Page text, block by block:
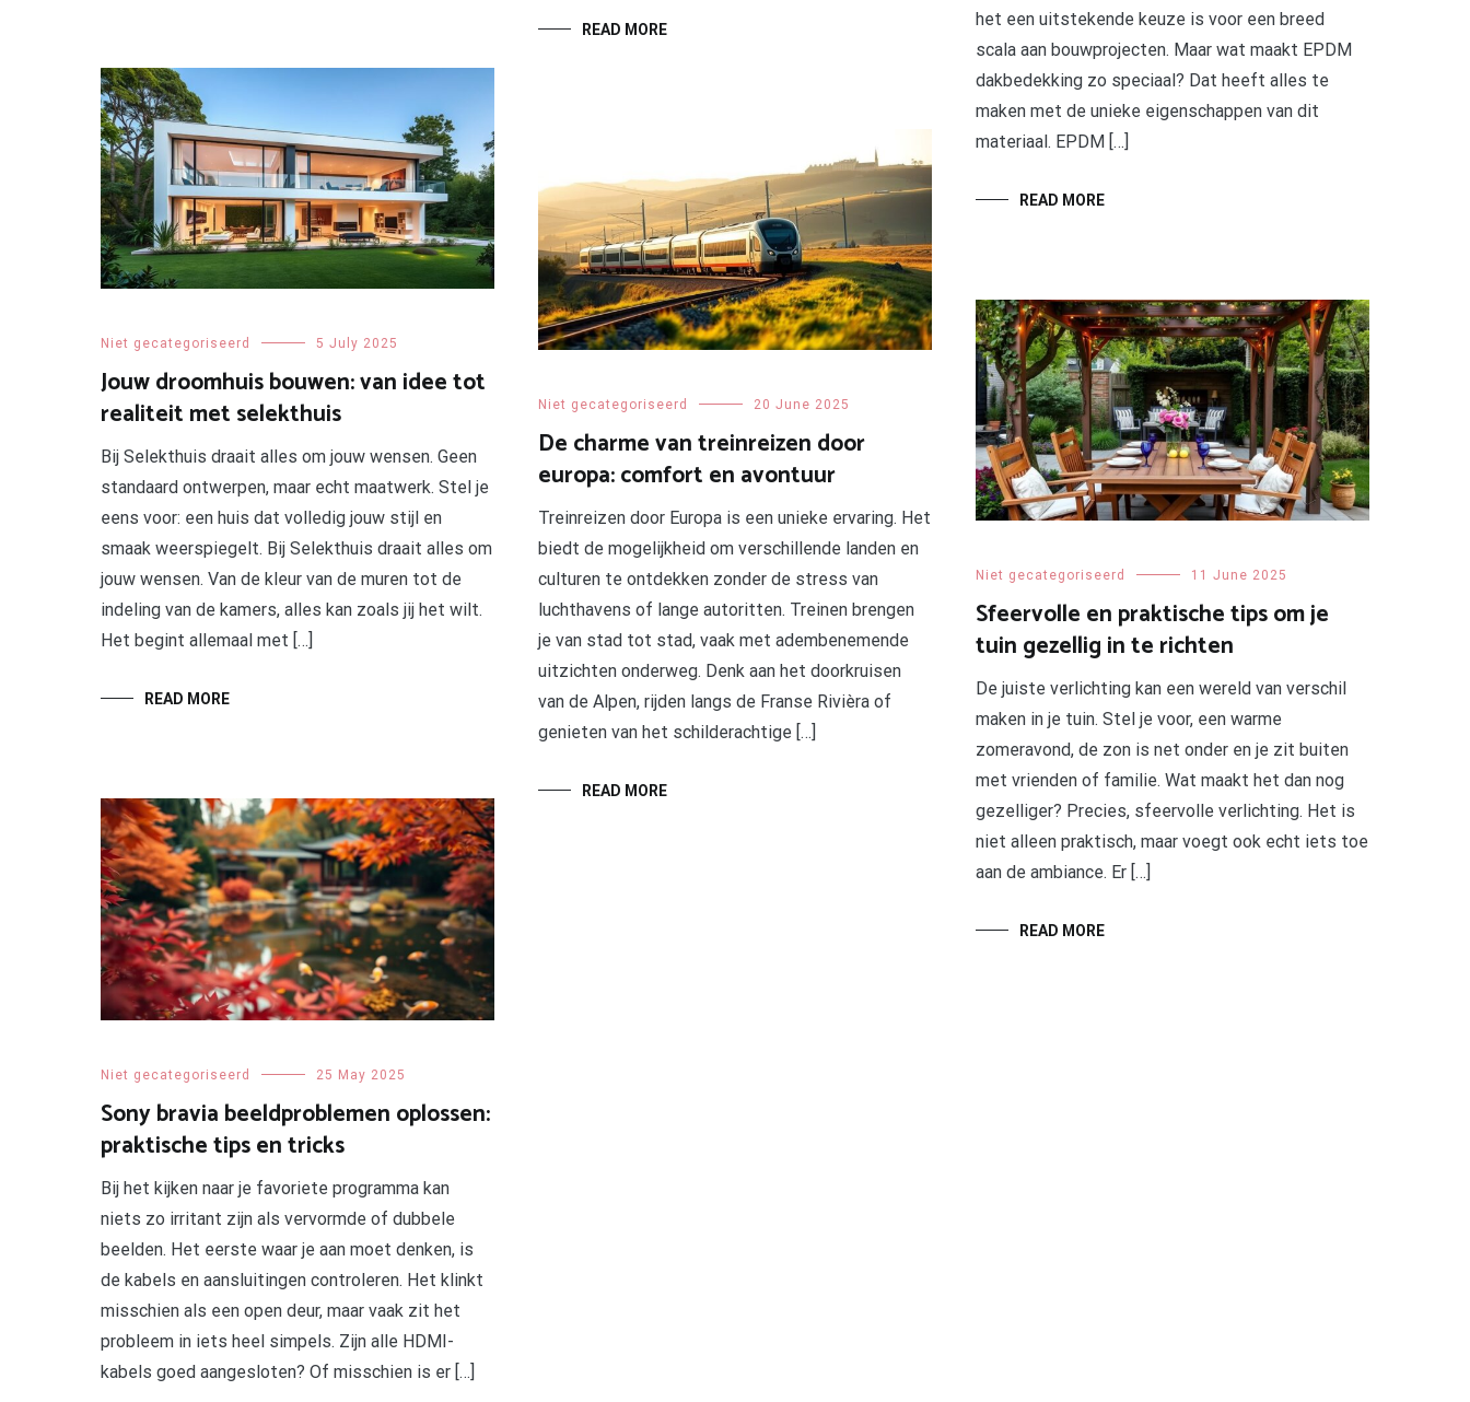
READ MORE
het een uitstekende keuze is voor een breed
scala aan bouwprojecten. Maar wat maakt EPDM
dakbedekking zo speciaal? Dat heeft alles te
maken met de unieke eigenschappen van dit
materiaal. EPDM […]
READ MORE
Niet gecategoriseerd 5 July 2025
Jouw droomhuis bouwen: van idee tot
realiteit met selekthuis
Bij Selekthuis draait alles om jouw wensen. Geen
standaard ontwerpen, maar echt maatwerk. Stel je
eens voor: een huis dat volledig jouw stijl en
smaak weerspiegelt. Bij Selekthuis draait alles om
jouw wensen. Van de kleur van de muren tot de
indeling van de kamers, alles kan zoals jij het wilt.
Het begint allemaal met […]
READ MORE
Niet gecategoriseerd 20 June 2025
De charme van treinreizen door
europa: comfort en avontuur
Treinreizen door Europa is een unieke ervaring. Het
biedt de mogelijkheid om verschillende landen en
culturen te ontdekken zonder de stress van
luchthavens of lange autoritten. Treinen brengen
je van stad tot stad, vaak met adembenemende
uitzichten onderweg. Denk aan het doorkruisen
van de Alpen, rijden langs de Franse Rivièra of
genieten van het schilderachtige […]
READ MORE
Niet gecategoriseerd 11 June 2025
Sfeervolle en praktische tips om je
tuin gezellig in te richten
De juiste verlichting kan een wereld van verschil
maken in je tuin. Stel je voor, een warme
zomeravond, de zon is net onder en je zit buiten
met vrienden of familie. Wat maakt het dan nog
gezelliger? Precies, sfeervolle verlichting. Het is
niet alleen praktisch, maar voegt ook echt iets toe
aan de ambiance. Er […]
READ MORE
Niet gecategoriseerd 25 May 2025
Sony bravia beeldproblemen oplossen:
praktische tips en tricks
Bij het kijken naar je favoriete programma kan
niets zo irritant zijn als vervormde of dubbele
beelden. Het eerste waar je aan moet denken, is
de kabels en aansluitingen controleren. Het klinkt
misschien als een open deur, maar vaak zit het
probleem in iets heel simpels. Zijn alle HDMI-
kabels goed aangesloten? Of misschien is er […]